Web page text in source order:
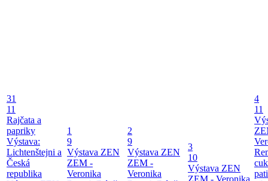
31
11
Rajčata a
papriky
Výstava:
Lichtenštejni a
Česká
republika
1
9
Výstava ZEN
ZEM -
Veronika
2
9
Výstava ZEN
ZEM -
Veronika
3
10
Výstava ZEN
ZEM - Veronika
4
11